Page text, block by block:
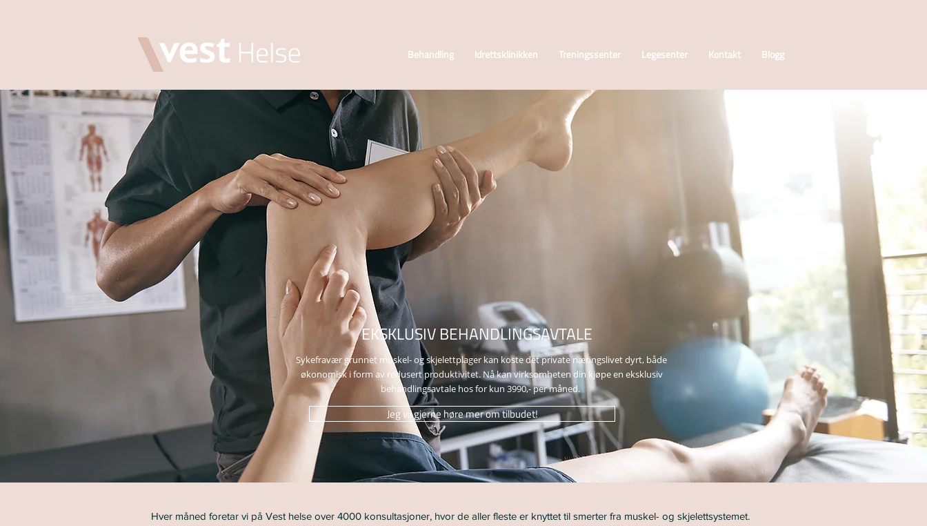
Behandling Idrettsklinikken Treningssenter Legesenter Kontakt Blogg
EKSKLUSIV BEHANDLINGSAVTALE
Sykefravær grunnet muskel- og skjelettplager kan koste det private næringslivet dyrt, både
økonomisk i form av redusert produktivitet. Nå kan virksomheten din kjøpe en eksklusiv
behandlingsavtale hos for kun 3990,- per måned.
Jeg vil gjerne høre mer om tilbudet!
Hver måned foretar vi på Vest helse over 4000 konsultasjoner, hvor de aller fleste er knyttet til smerter fra muskel- og skjelettsystemet.